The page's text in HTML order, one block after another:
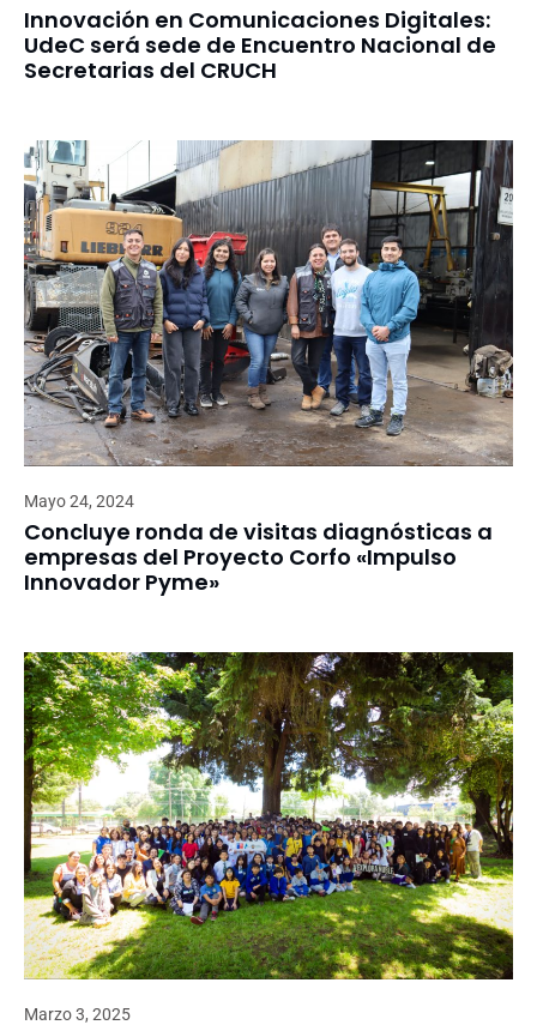
Innovación en Comunicaciones Digitales:
UdeC será sede de Encuentro Nacional de
Secretarias del CRUCH
Mayo 24, 2024
Concluye ronda de visitas diagnósticas a
empresas del Proyecto Corfo «Impulso
Innovador Pyme»
Marzo 3, 2025